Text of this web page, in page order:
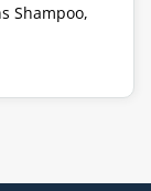
Shampoo,